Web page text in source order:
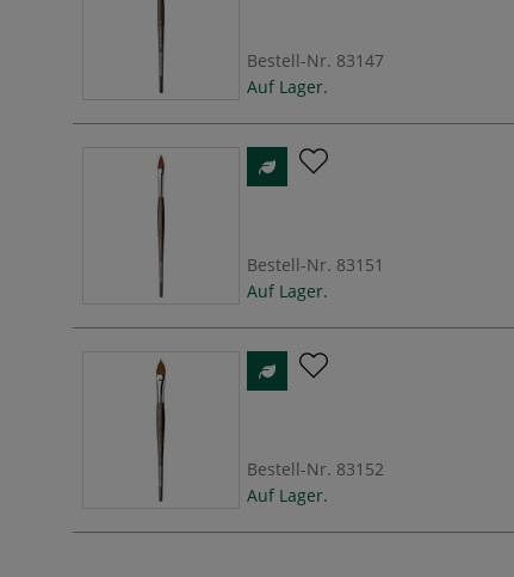
Bestell-Nr. 83147
Auf Lager.
Bestell-Nr. 83151
Auf Lager.
Bestell-Nr. 83152
Auf Lager.